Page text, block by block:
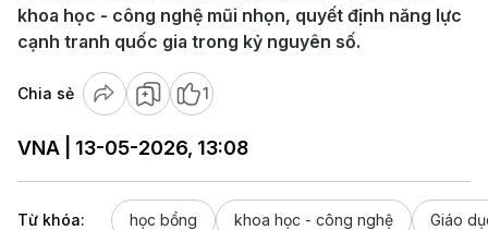
khoa học - công nghệ mũi nhọn, quyết định năng lực
cạnh tranh quốc gia trong kỷ nguyên số.
Chia sẻ 1
VNA | 13-05-2026, 13:08
Từ khóa: học bổng khoa học - công nghệ Giáo